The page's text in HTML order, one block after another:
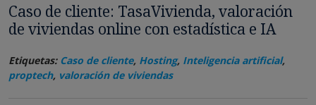
Caso de cliente: TasaVivienda, valoración
de viviendas online con estadística e IA
Etiquetas: Caso de cliente, Hosting, Inteligencia artificial,
proptech, valoración de viviendas